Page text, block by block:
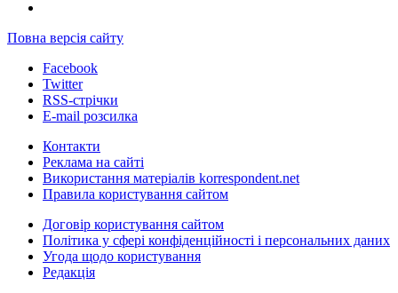
Повна версія сайту
Facebook
Twitter
RSS-стрічки
E-mail розсилка
Контакти
Реклама на сайті
Використання матеріалів korrespondent.net
Правила користування сайтом
Договір користування сайтом
Політика у сфері конфіденційності і персональних даних
Угода щодо користування
Редакція